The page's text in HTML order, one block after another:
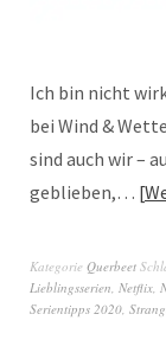
Ich bin nicht
bei Wind &
sind auch wir –
geblieben,…
Kategorie Querbeet
Lieblingsserien Netflix
Serientipps 2020